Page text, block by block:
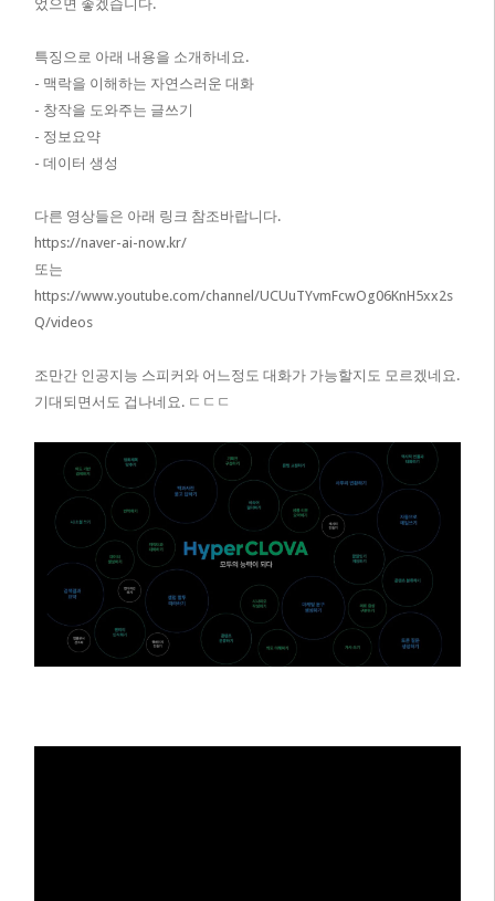
었으면 좋겠습니다.
특징으로 아래 내용을 소개하네요.
​- 맥락을 이해하는 자연스러운 대화
- 창작을 도와주는 글쓰기
- 정보요약
- 데이터 생성
다른 영상들은 아래 링크 참조바랍니다.
https://naver-ai-now.kr/
또는
https://www.youtube.com/channel/UCUuTYvmFcwOg06KnH5xx2s
Q/videos
조만간 인공지능 스피커와 어느정도 대화가 가능할지도 모르겠네요.
기대되면서도 겁나네요. ㄷㄷㄷ